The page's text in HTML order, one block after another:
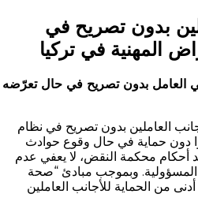
بدون تصريح في
المهنية في تركيا
العامل بدون تصريح في حال تعرّضه
العاملين بدون تصريح في نظام
دون حماية في حال وقوع حوادث
أحكام محكمة النقض، لا يعفي عدم
وبموجب مبادئ “صحة
من الحماية للأجانب العاملين